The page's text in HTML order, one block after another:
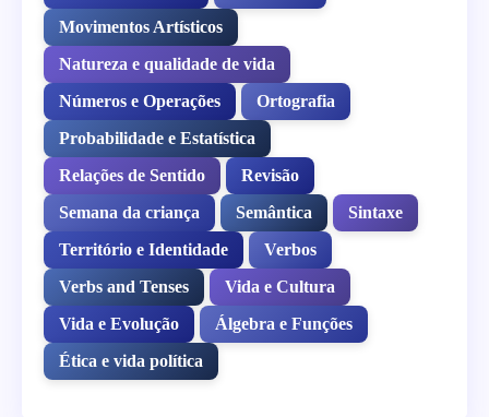
Movimentos Artísticos
Natureza e qualidade de vida
Números e Operações
Ortografia
Probabilidade e Estatística
Relações de Sentido
Revisão
Semana da criança
Semântica
Sintaxe
Território e Identidade
Verbos
Verbs and Tenses
Vida e Cultura
Vida e Evolução
Álgebra e Funções
Ética e vida política